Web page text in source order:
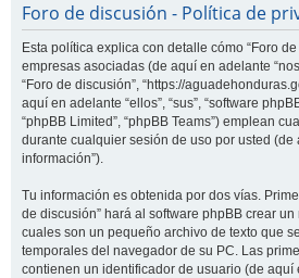
Foro de discusión - Política de
Esta política explica con detalle cómo “Foro
empresas asociadas (de aquí en adelante
“Foro de discusión”, “https://
aquí en adelante “ellos”, “sus”, “software
“phpBB Limited”, “phpBB Teams”) emplean
durante cualquier sesión de uso por usted (de
información”).
Tu información es obtenida por dos vías.
de discusión” hará al software phpBB crear
cuales son un pequeño archivo de texto que
temporales del navegador de su PC. Las
contienen un identificador de usuario (de aquí